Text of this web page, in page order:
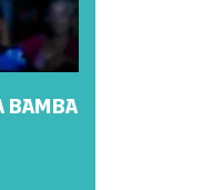
BAMBA